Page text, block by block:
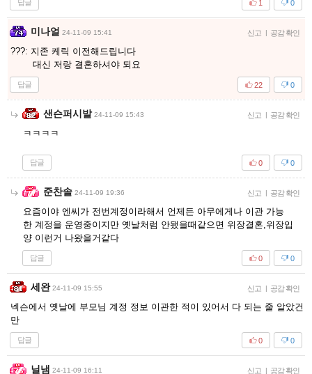
답글 0
1
미나얼 24-11-09 15:41 신고 | 공감 확인
???: 지존 케릭 이전해드립니다
대신 저랑 결혼하셔야 되요
답글 0
22
샌슨퍼시발 24-11-09 15:43 신고 | 공감 확인
ㅋㅋㅋㅋ
답글 0
0
준찬솔 24-11-09 19:36 신고 | 공감 확인
요즘이야 엔씨가 전번계정이라해서 언제든 아무에게나 이관 가능
한 계정을 운영중이지만 옛날처럼 안됐을때같으면 위장결혼,위장입
양 이런거 나왔을거같다
답글 0
0
세완 24-11-09 15:55 신고 | 공감 확인
넥슨에서 옛날에 부모님 계정 정보 이관한 적이 있어서 다 되는 줄 알았건
만
답글 0
0
닐냄 24-11-09 16:11 신고 | 공감 확인